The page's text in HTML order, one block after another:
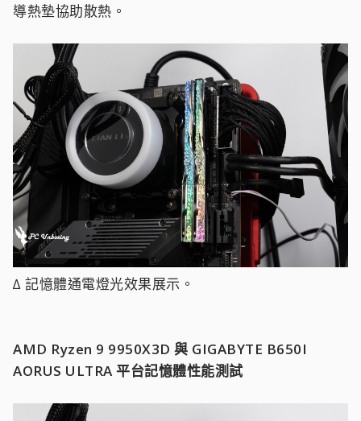
導熱墊協助散熱。
∆ 記憶體通電燈光效果展示。
AMD Ryzen 9 9950X3D 與 GIGABYTE B650I
AORUS ULTRA 平台記憶體性能測試